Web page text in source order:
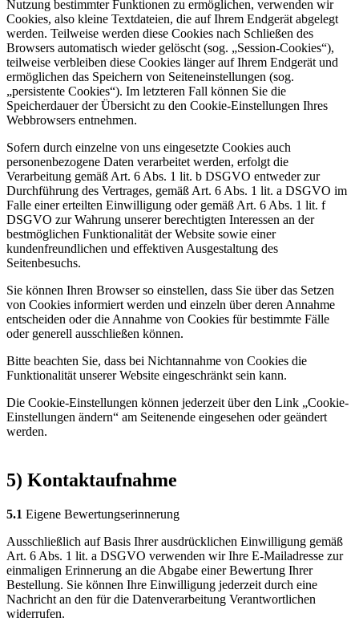
Nutzung bestimmter Funktionen zu ermöglichen, verwenden wir
Cookies, also kleine Textdateien, die auf Ihrem Endgerät abgelegt
werden. Teilweise werden diese Cookies nach Schließen des
Browsers automatisch wieder gelöscht (sog. „Session-Cookies“),
teilweise verbleiben diese Cookies länger auf Ihrem Endgerät und
ermöglichen das Speichern von Seiteneinstellungen (sog.
„persistente Cookies“). Im letzteren Fall können Sie die
Speicherdauer der Übersicht zu den Cookie-Einstellungen Ihres
Webbrowsers entnehmen.
Sofern durch einzelne von uns eingesetzte Cookies auch
personenbezogene Daten verarbeitet werden, erfolgt die
Verarbeitung gemäß Art. 6 Abs. 1 lit. b DSGVO entweder zur
Durchführung des Vertrages, gemäß Art. 6 Abs. 1 lit. a DSGVO im
Falle einer erteilten Einwilligung oder gemäß Art. 6 Abs. 1 lit. f
DSGVO zur Wahrung unserer berechtigten Interessen an der
bestmöglichen Funktionalität der Website sowie einer
kundenfreundlichen und effektiven Ausgestaltung des
Seitenbesuchs.
Sie können Ihren Browser so einstellen, dass Sie über das Setzen
von Cookies informiert werden und einzeln über deren Annahme
entscheiden oder die Annahme von Cookies für bestimmte Fälle
oder generell ausschließen können.
Bitte beachten Sie, dass bei Nichtannahme von Cookies die
Funktionalität unserer Website eingeschränkt sein kann.
Die Cookie-Einstellungen können jederzeit über den Link „Cookie-
Einstellungen ändern“ am Seitenende eingesehen oder geändert
werden.
5) Kontaktaufnahme
5.1 Eigene Bewertungserinnerung
Ausschließlich auf Basis Ihrer ausdrücklichen Einwilligung gemäß
Art. 6 Abs. 1 lit. a DSGVO verwenden wir Ihre E-Mailadresse zur
einmaligen Erinnerung an die Abgabe einer Bewertung Ihrer
Bestellung. Sie können Ihre Einwilligung jederzeit durch eine
Nachricht an den für die Datenverarbeitung Verantwortlichen
widerrufen.